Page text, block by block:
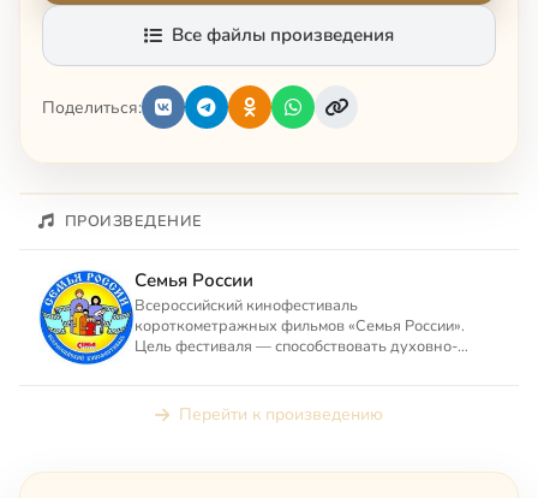
Все файлы произведения
Поделиться:
ПРОИЗВЕДЕНИЕ
Семья России
Всероссийский кинофестиваль
короткометражных фильмов «Семья России».
Цель фестиваля — способствовать духовно-
Перейти к произведению